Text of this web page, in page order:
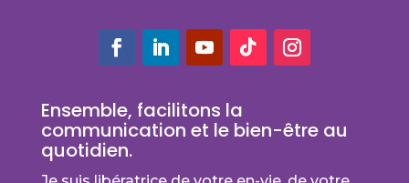
Ensemble, facilitons la
communication et le bien-être au
quotidien.